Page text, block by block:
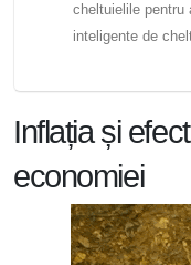
cheltuielile pentru
inteligente de
Inflația și
economiei